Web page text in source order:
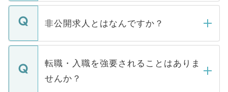
ご登録いただきましたら、弊社担当者がご
登録内容を確認し、その後メールもしくは
ます。通常、5営業日以内にはご連絡をせて
いただきますので、しばらくお待ちくださ
非公開求人とはなんですか？
マイナビDOCTORで取り扱っている求人の
うち約3割は、Webサイトからご覧いただ
けない「非公開求人」です。非公開求人は
下記の理由によって、一般には公開してい
転職・入職を強要されることはありま
せんか？